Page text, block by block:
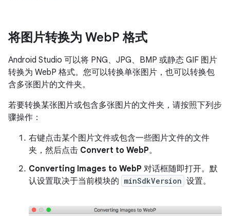
将图片转换为 WebP 格式
Android Studio 可以将 PNG、JPG、BMP 或静态 GIF 图片
转换为 WebP 格式。您可以转换单张图片，也可以转换包
含多张图片的文件夹。
若要转换某张图片或包含多张图片的文件夹，请按照下列步
骤操作：
右键点击某个图片文件或包含一些图片文件的文件
夹，然后点击 Convert to WebP。
Converting Images to WebP 对话框随即打开。默
认设置取决于当前模块的 minSdkVersion 设置。